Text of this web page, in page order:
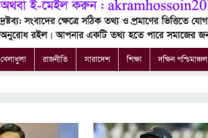
খেলাধুলা রাজনীতি সারাদেশ শিক্ষা দক্ষিন পশ্চিমাঞ্চল